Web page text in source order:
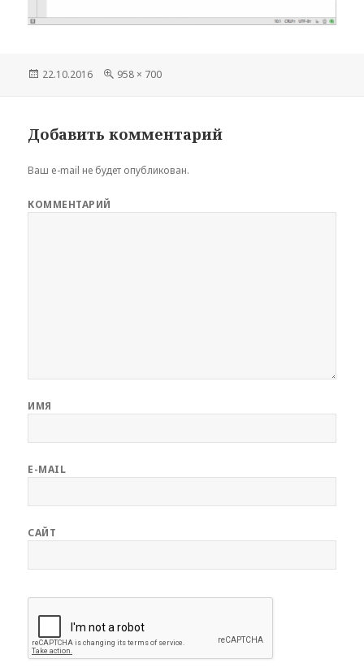
Опубликовано
22.10.2016
Полный
958 × 700
Добавить комментарий
Ваш e-mail не будет опубликован.
КОММЕНТАРИЙ
ИМЯ
E-MAIL
САЙТ